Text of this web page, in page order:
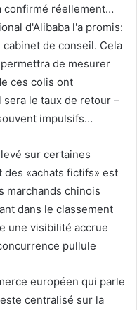
confirmé réellement…
d'Alibaba l'a promis:
de conseil. Cela
de mesurer
ces colis ont
le taux de retour –
impulsifs…
sur certaines
«achats fictifs» est
marchands chinois
dans le classement
une visibilité accrue
pullule
européen qui parle
centralisé sur la